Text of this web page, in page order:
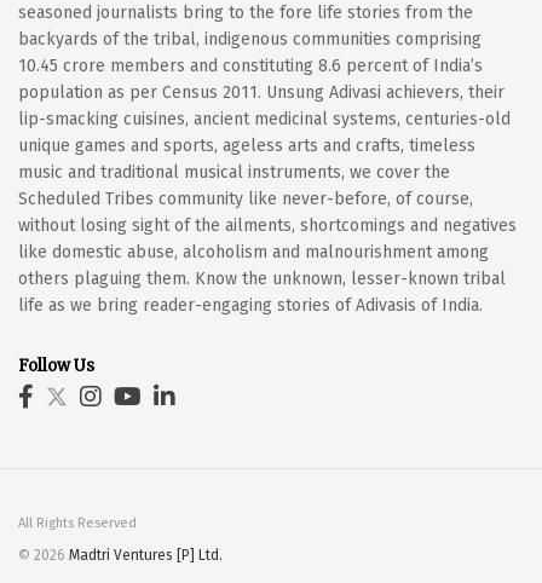
seasoned journalists bring to the fore life stories from the
backyards of the tribal, indigenous communities comprising
10.45 crore members and constituting 8.6 percent of India’s
population as per Census 2011. Unsung Adivasi achievers, their
lip-smacking cuisines, ancient medicinal systems, centuries-old
unique games and sports, ageless arts and crafts, timeless
music and traditional musical instruments, we cover the
Scheduled Tribes community like never-before, of course,
without losing sight of the ailments, shortcomings and negatives
like domestic abuse, alcoholism and malnourishment among
others plaguing them. Know the unknown, lesser-known tribal
life as we bring reader-engaging stories of Adivasis of India.
Follow Us
All Rights Reserved
© 2026 Madtri Ventures [P] Ltd.